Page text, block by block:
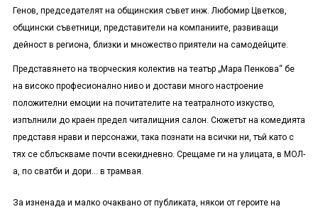
Генов, председателят на общинския съвет инж. Любомир Цветков,
общински съветници, представители на компаниите, развиващи
дейност в региона, близки и множество приятели на самодейците.
Представянето на творческия колектив на театър „Мара Пенкова“ бе
на високо професионално ниво и достави много настроение
положителни емоции на почитателите на театралното изкуство,
изпълнили до краен предел читалищния салон. Сюжетът на комедията
представя нрави и персонажи, така познати на всички ни, тъй като с
тях се сблъскваме почти всекидневно. Срещаме ги на улицата, в МОЛ-
а, по сватби и дори… в трамвая.
За изненада и малко очаквано от публиката, някои от героите на